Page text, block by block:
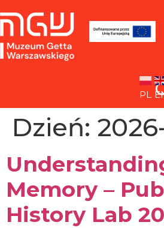
PL
Dzień:
Memory –
History Lab